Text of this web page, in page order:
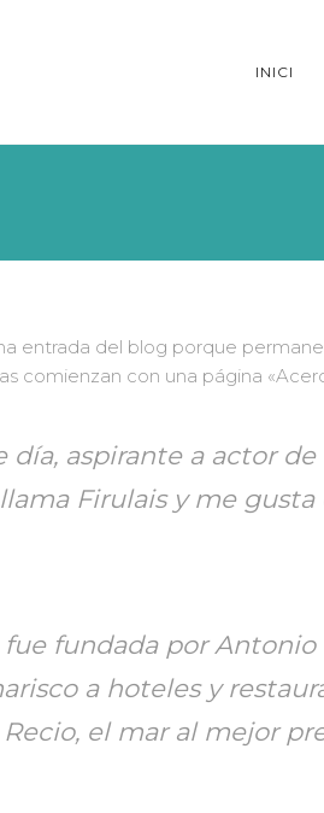
INICI
entrada del blog porque
comienzan con una página
día, aspirante a actor
Firulais y me gusta
fue fundada por
a hoteles y
el mar al mejor